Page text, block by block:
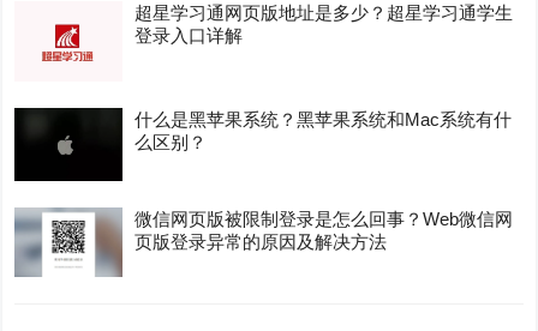
超星学习通网页版地址是多少？超星学习通学生
登录入口详解
什么是黑苹果系统？黑苹果系统和Mac系统有什
么区别？
微信网页版被限制登录是怎么回事？Web微信网
页版登录异常的原因及解决方法